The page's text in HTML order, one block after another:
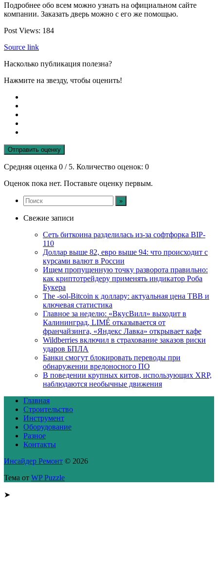
Подробнее обо всем можно узнать на официальном сайте
компании. Заказать дверь можно с его же помощью.
Post Views: 184
Source link
Насколько публикация полезна?
Нажмите на звезду, чтобы оценить!
Отправить оценку
Средняя оценка 0 / 5. Количество оценок: 0
Оценок пока нет. Поставьте оценку первым.
Свежие записи
Сеть биткоина разделилась из-за софтфорка BIP-
110
Доллар выше 82, евро выше 94: что происходит с
курсами валют в России
Ищем пропущенную точку разворота правильно:
как криптотрейдеру применять индикатор Роба
Букера
The -sol-Bitcoin к доллару: актуальная цена TBB и
ключевая статистика
Главное за неделю: «ВкусВилл» выходит в
Калининград, LIMÉ отказывается от
франчайзинга, «Яндекс Лавка» открывает кафе
Wildberries включил в страхование заказов риски
ударов БПЛА
Банки смогут блокировать переводы при
обнаружении вредоносного ПО
В поведении крупных китов, использующих XRP,
наблюдаются необычные движения
Главная
Строительство
Инструмент
Оборудование
Разное
Контакты
Инсайдер Ремонт © 2026
Тема от WP Puzzle
➤